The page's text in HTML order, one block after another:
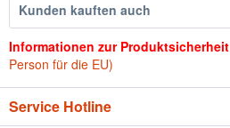
Kunden kauften auch
Informationen zur Produktsicherheit
Person für die EU)
Service Hotline